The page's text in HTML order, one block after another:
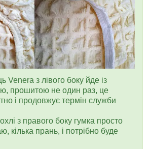
Venera з лівого боку йде із
прошитою не один раз, це
і продовжує термін служби
з правого боку гумка просто
кілька прань, і потрібно буде